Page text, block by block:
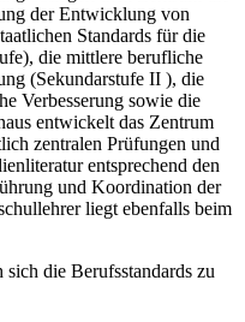
der Entwicklung von
Standards für die
die mittlere berufliche
(Sekundarstufe II ), die
Verbesserung sowie die
entwickelt das Zentrum
zentralen Prüfungen und
entsprechend den
und Koordination der
liegt ebenfalls beim
die Berufsstandards zu